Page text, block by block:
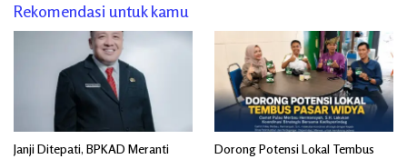
Rekomendasi untuk kamu
Janji Ditepati, BPKAD Meranti
Dorong Potensi Lokal Tembus